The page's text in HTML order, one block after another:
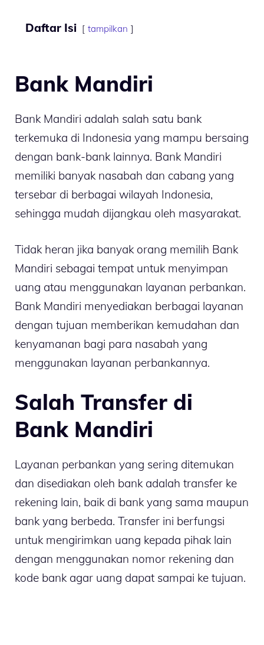
Daftar Isi tampilkan
Bank Mandiri
Bank Mandiri adalah salah satu bank
terkemuka di Indonesia yang mampu bersaing
dengan bank-bank lainnya. Bank Mandiri
memiliki banyak nasabah dan cabang yang
tersebar di berbagai wilayah Indonesia,
sehingga mudah dijangkau oleh masyarakat.
Tidak heran jika banyak orang memilih Bank
Mandiri sebagai tempat untuk menyimpan
uang atau menggunakan layanan perbankan.
Bank Mandiri menyediakan berbagai layanan
dengan tujuan memberikan kemudahan dan
kenyamanan bagi para nasabah yang
menggunakan layanan perbankannya.
Salah Transfer di
Bank Mandiri
Layanan perbankan yang sering ditemukan
dan disediakan oleh bank adalah transfer ke
rekening lain, baik di bank yang sama maupun
bank yang berbeda. Transfer ini berfungsi
untuk mengirimkan uang kepada pihak lain
dengan menggunakan nomor rekening dan
kode bank agar uang dapat sampai ke tujuan.